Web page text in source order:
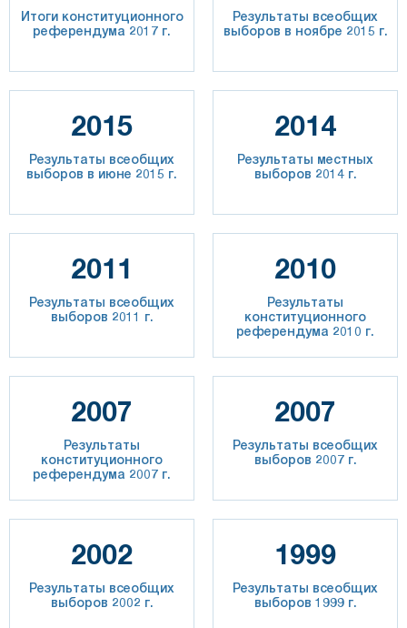
Итоги конституционного
референдума 2017 г.
Результаты всеобщих
выборов в ноябре 2015 г.
2015
Результаты всеобщих
выборов в июне 2015 г.
2014
Результаты местных
выборов 2014 г.
2011
Результаты всеобщих
выборов 2011 г.
2010
Результаты
конституционного
референдума 2010 г.
2007
Результаты
конституционного
референдума 2007 г.
2007
Результаты всеобщих
выборов 2007 г.
2002
Результаты всеобщих
выборов 2002 г.
1999
Результаты всеобщих
выборов 1999 г.